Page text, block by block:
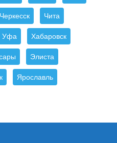
Черкесск Чита
Уфа Хабаровск
Элиста
Ярославль